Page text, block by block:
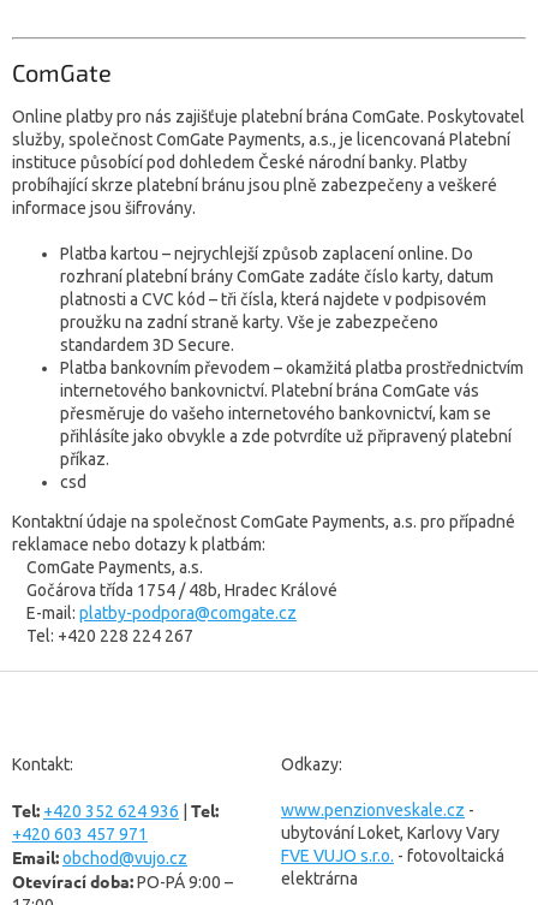
ComGate
Online platby pro nás zajišťuje platební brána ComGate. Poskytovatel
služby, společnost ComGate Payments, a.s., je licencovaná Platební
instituce působící pod dohledem České národní banky. Platby
probíhající skrze platební bránu jsou plně zabezpečeny a veškeré
informace jsou šifrovány.
Platba kartou – nejrychlejší způsob zaplacení online. Do
rozhraní platební brány ComGate zadáte číslo karty, datum
platnosti a CVC kód – tři čísla, která najdete v podpisovém
proužku na zadní straně karty. Vše je zabezpečeno
standardem 3D Secure.
Platba bankovním převodem – okamžitá platba prostřednictvím
internetového bankovnictví. Platební brána ComGate vás
přesměruje do vašeho internetového bankovnictví, kam se
přihlásíte jako obvykle a zde potvrdíte už připravený platební
příkaz.
csd
Kontaktní údaje na společnost ComGate Payments, a.s. pro případné
reklamace nebo dotazy k platbám:
ComGate Payments, a.s.
Gočárova třída 1754 / 48b, Hradec Králové
E-mail: platby-podpora@comgate.cz
Tel: +420 228 224 267
Kontakt:
Tel: +420 352 624 936 Tel:
+420 603 457 971
Email:obchod@vujo.cz
Otevírací doba:PO-PÁ 9:00 –
Odkazy:
www.penzionveskale.cz -
ubytování Loket, Karlovy Vary
FVE VUJO s.r.o. - fotovoltaická
elektrárna